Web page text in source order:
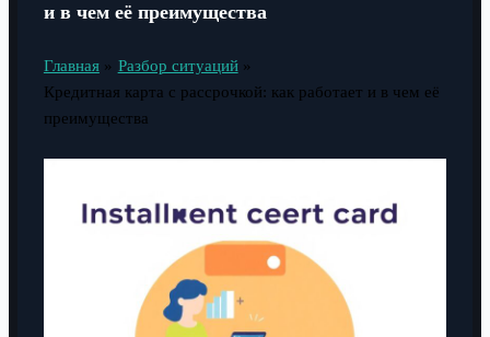
и в чем её преимущества
Главная
Разбор ситуаций
Кредитная карта с рассрочкой: как работает и в чем её
преимущества